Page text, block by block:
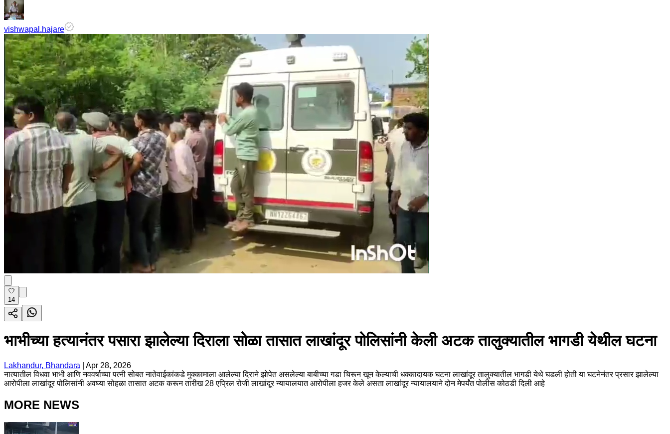
vishwapal.hajare
14
भाभीच्या हत्यानंतर पसारा झालेल्या दिराला सोळा तासात लाखांदूर पोलिसांनी केली अटक तालुक्यातील भागडी येथील घटना
Lakhandur, Bhandara
Apr 28, 2026
नात्यातील विधवा भाभी आणि नववर्षाच्या पत्नी सोबत नातेवाईकांकडे मुक्कामाला आलेल्या दिराने झोपेत असलेल्या बाबीच्या गडा चिरून खून केल्याची धक्कादायक घटना लाखांदूर तालुक्यातील भागडी येथे घडली होती या घटनेनंतर प्रसार झालेल्या
आरोपीला लाखांदूर पोलिसांनी अवघ्या सोहळा तासात अटक करून तारीख 28 एप्रिल रोजी लाखांदूर न्यायालयात आरोपीला हजर केले असता लाखांदूर न्यायालयाने दोन मेपर्यंत पोलीस कोठडी दिली आहे
MORE NEWS